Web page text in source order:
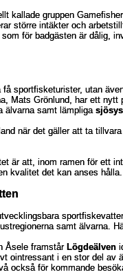
kallade gruppen
större intäkter och
för badgästen är dålig,
få sportfisketurister, utan
Mats Grönlund, har ett
älvarna samt lämpliga
när det gäller att ta
är att, inom ramen för ett
kvalitet det kan anses hålla.
samt älvarna.
Åsele framstår Lögdeälven
ointressant i en stor del
också för kommande
kallade gruppen
större intäkter och
för badgästen är dålig,
få sportfisketurister, utan
Mats Grönlund, har ett
älvarna samt lämpliga
när det gäller att ta
är att, inom ramen för ett
kvalitet det kan anses hålla.
samt älvarna.
Åsele framstår Lögdeälven
ointressant i en stor del
också för kommande